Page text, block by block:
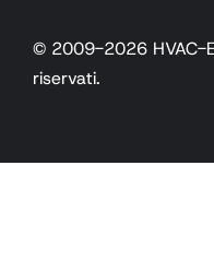
© 2009-2026 HVAC-
riservati.